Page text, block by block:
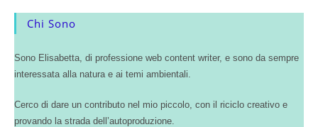
Chi Sono
Sono Elisabetta, di professione web content writer, e sono da sempre
interessata alla natura e ai temi ambientali.
Cerco di dare un contributo nel mio piccolo, con il riciclo creativo e
provando la strada dell’autoproduzione.